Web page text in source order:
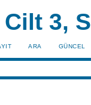
3,
ARA GÜNCEL